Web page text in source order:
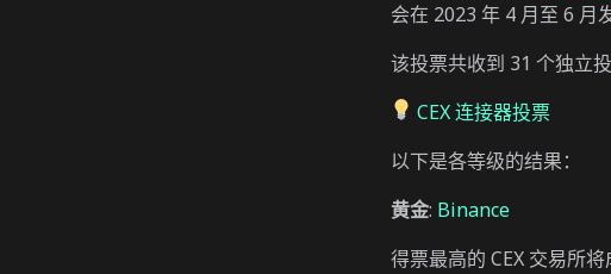
会在 2023 年 4 月至 6 月
该投票共收到 31 个独立
CEX 连接器投票
以下是各等级的结果：
黄金: Binance
得票最高的 CEX 交易所